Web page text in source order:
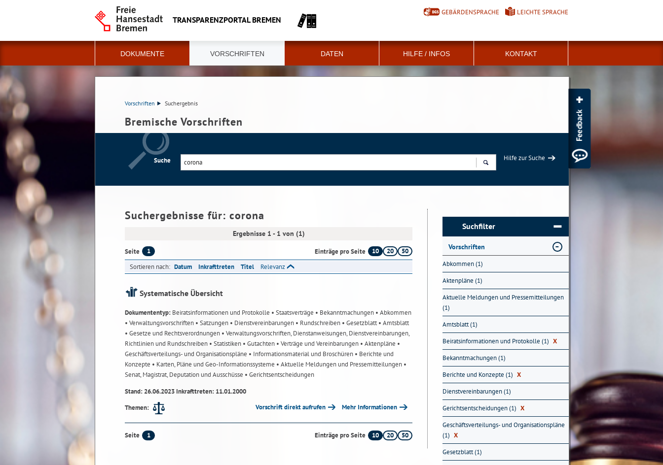
TRANSPARENZPORTAL BREMEN
GEBÄRDENSPRACHE LEICHTE SPRACHE
DOKUMENTE VORSCHRIFTEN DATEN HILFE / INFOS KONTAKT
Vorschriften Suchergebnis
Bremische Vorschriften
Suche
Hilfe zur Suche
Suchergebnisse für: corona
Ergebnisse 1 - 1 von (1)
Seite 1 Einträge pro Seite 10 20
50
Sortieren nach: Datum Inkrafttreten Titel Relevanz
Systematische Übersicht
Dokumententyp: Beiratsinformationen und Protokolle • Staatsverträge • Bekanntmachungen • Abkommen
• Verwaltungsvorschriften • Satzungen • Dienstvereinbarungen • Rundschreiben • Gesetzblatt• Amtsblatt
• Gesetze und Rechtsverordnungen • Verwaltungsvorschriften, Dienstanweisungen, Dienstvereinbarungen,
Richtlinien und Rundschreiben • Statistiken • Gutachten • Verträge und Vereinbarungen • Aktenpläne •
Geschäftsverteilungs- und Organisationspläne • Informationsmaterial und Broschüren • Berichte und
Konzepte • Karten, Pläne und Geo-Informationssysteme • Aktuelle Meldungen und Pressemitteilungen •
Senat, Magistrat, Deputation und Ausschüsse • Gerichtsentscheidungen
Stand: 26.06.2023 Inkrafttreten: 11.01.2000
Themen:
Vorschrift direkt aufrufen Mehr Informationen
Seite 1 Einträge pro Seite 10 20 50
Suchfilter
Vorschriften
Abkommen (1)
Aktenpläne (1)
Aktuelle Meldungen und Pressemitteilungen
(1)
Amtsblatt (1)
Beiratsinformationen und Protokolle (1) X
Bekanntmachungen (1)
Berichte und Konzepte (1) X
Dienstvereinbarungen (1)
Gerichtsentscheidungen (1) X
Geschäftsverteilungs- und Organisationspläne
(1) X
Gesetzblatt (1)